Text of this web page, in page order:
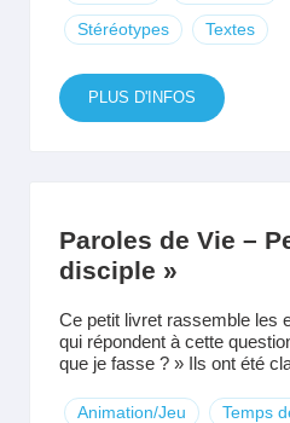
Stéréotypes Textes
PLUS D'INFOS
Paroles de Vie –
disciple »
Ce petit livret rassemble les
qui répondent à cette
que je fasse ? » Ils ont été
Animation/Jeu Temps